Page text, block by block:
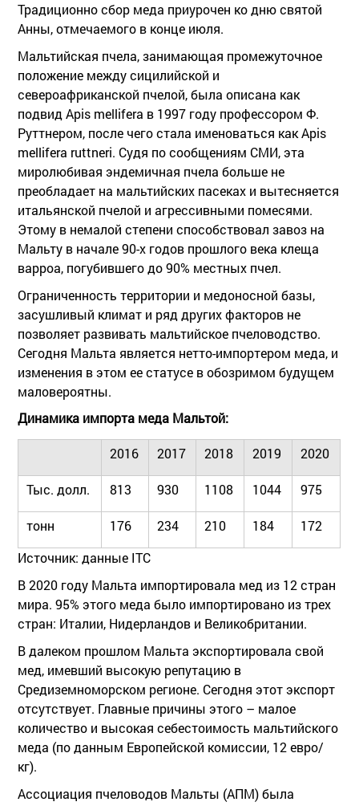
Традиционно сбор меда приурочен ко дню святой
Анны, отмечаемого в конце июля.
Мальтийская пчела, занимающая промежуточное
положение между сицилийской и
североафриканской пчелой, была описана как
подвид Apis mellifera в 1997 году профессором Ф.
Руттнером, после чего стала именоваться как Apis
mellifera ruttneri. Судя по сообщениям СМИ, эта
миролюбивая эндемичная пчела больше не
преобладает на мальтийских пасеках и вытесняется
итальянской пчелой и агрессивными помесями.
Этому в немалой степени способствовал завоз на
Мальту в начале 90-х годов прошлого века клеща
варроа, погубившего до 90% местных пчел.
Ограниченность территории и медоносной базы,
засушливый климат и ряд других факторов не
позволяет развивать мальтийское пчеловодство.
Сегодня Мальта является нетто-импортером меда, и
изменения в этом ее статусе в обозримом будущем
маловероятны.
Динамика импорта меда Мальтой:
2016 2017 2018 2019 2020
Тыс. долл. 813 930 1108 1044 975
тонн 176 234 210 184
172
Источник: данные ITC
В 2020 году Мальта импортировала мед из 12 стран
мира. 95% этого меда было импортировано из трех
стран: Италии, Нидерландов и Великобритании.
В далеком прошлом Мальта экспортировала свой
мед, имевший высокую репутацию в
Средиземноморском регионе. Сегодня этот экспорт
отсутствует. Главные причины этого – малое
количество и высокая себестоимость мальтийского
меда (по данным Европейской комиссии, 12 евро/
кг).
Ассоциация пчеловодов Мальты (АПМ) была